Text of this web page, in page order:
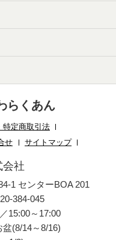
らくあん
特定商取引法
せ サイトマップ
会社
1 センターBOA 201
384-045
15:00～17:00
盆(8/14～8/16)